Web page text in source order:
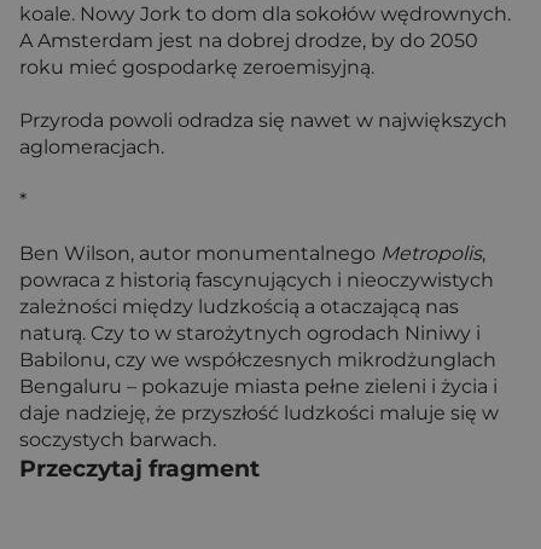
koale. Nowy Jork to dom dla sokołów wędrownych.
A Amsterdam jest na dobrej drodze, by do 2050
roku mieć gospodarkę zeroemisyjną.
Przyroda powoli odradza się nawet w największych
aglomeracjach.
*
Ben Wilson, autor monumentalnego Metropolis,
powraca z historią fascynujących i nieoczywistych
zależności między ludzkością a otaczającą nas
naturą. Czy to w starożytnych ogrodach Niniwy i
Babilonu, czy we współczesnych mikrodżunglach
Bengaluru – pokazuje miasta pełne zieleni i życia i
daje nadzieję, że przyszłość ludzkości maluje się w
soczystych barwach.
Przeczytaj fragment